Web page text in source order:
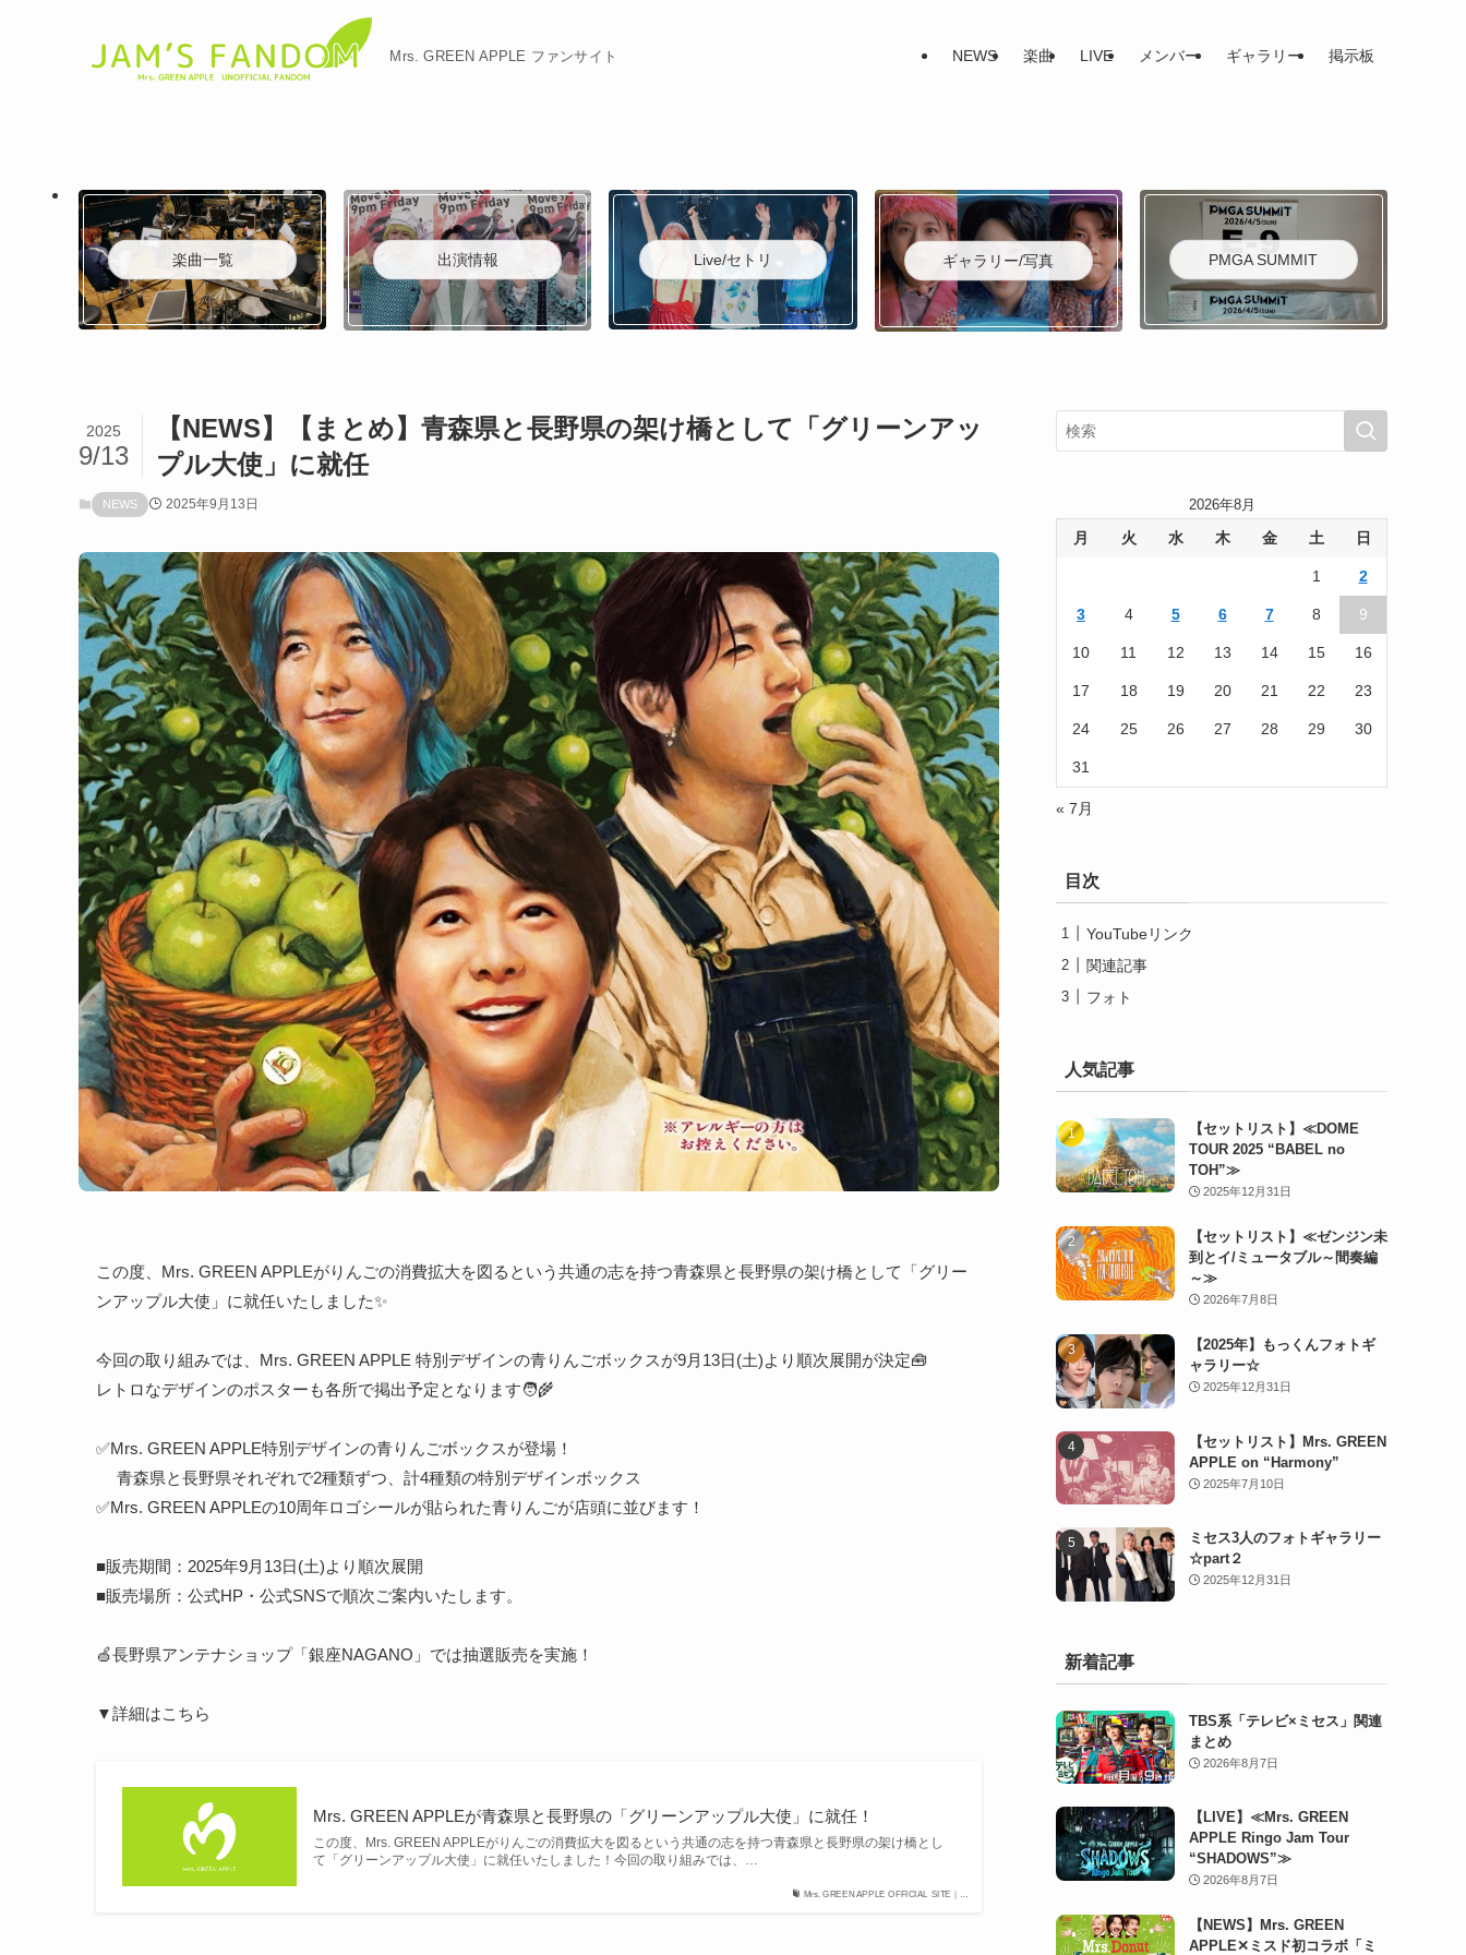
Mrs. GREEN APPLE ファンサイト NEWS 楽曲 LIVE メンバー ギャラリー 掲示板
楽曲一覧 出演情報 Live/セトリ ギャラリー/写真 PMGA SUMMIT
【NEWS】【まとめ】青森県と長野県の架け橋として「グリーンアッ
プル大使」に就任
2025
9/13
NEWS 2025年9月13日
この度、Mrs. GREEN APPLEがりんごの消費拡大を図るという共通の志を持つ青森県と長野県の架け橋として「グリー
ンアップル大使」に就任いたしました✨
今回の取り組みでは、Mrs. GREEN APPLE 特別デザインの青りんごボックスが9月13日(土)より順次展開が決定🧰
レトロなデザインのポスターも各所で掲出予定となります🧑‍🌾
✅Mrs. GREEN APPLE特別デザインの青りんごボックスが登場！
青森県と長野県それぞれで2種類ずつ、計4種類の特別デザインボックス
✅Mrs. GREEN APPLEの10周年ロゴシールが貼られた青りんごが店頭に並びます！
■販売期間：2025年9月13日(土)より順次展開
■販売場所：公式HP・公式SNSで順次ご案内いたします。
🍏長野県アンテナショップ「銀座NAGANO」では抽選販売を実施！
▼詳細はこちら
Mrs. GREEN APPLE OFFICIAL SITE｜…
Mrs. GREEN APPLEが青森県と長野県の「グリーンアップル大使」に就任！
この度、Mrs. GREEN APPLEがりんごの消費拡大を図るという共通の志を持つ青森県と長野県の架け橋とし
て「グリーンアップル大使」に就任いたしました！今回の取り組みでは、…
2026年8月
月 火 水 木 金 土 日
1 2
3 4 5 6 7 8 9
10 11 12 13 14 15 16
17 18 19 20 21 22 23
24 25 26 27 28 29 30
31
« 7月
目次
YouTubeリンク
関連記事
フォト
人気記事
【セットリスト】≪DOME
TOUR 2025 “BABEL no
TOH”≫
2025年12月31日
【セットリスト】≪ゼンジン未
到とイ/ミュータブル～間奏編
～≫
2026年7月8日
【2025年】もっくんフォトギ
ャラリー☆
2025年12月31日
【セットリスト】Mrs. GREEN
APPLE on “Harmony”
2025年7月10日
ミセス3人のフォトギャラリー
☆part２
2025年12月31日
新着記事
TBS系「テレビ×ミセス」関連
まとめ
2026年8月7日
【LIVE】≪Mrs. GREEN
APPLE Ringo Jam Tour
“SHADOWS”≫
2026年8月7日
【NEWS】Mrs. GREEN
APPLE✕ミスド初コラボ「ミ